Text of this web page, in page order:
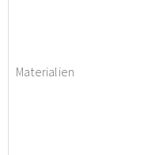
Materialien